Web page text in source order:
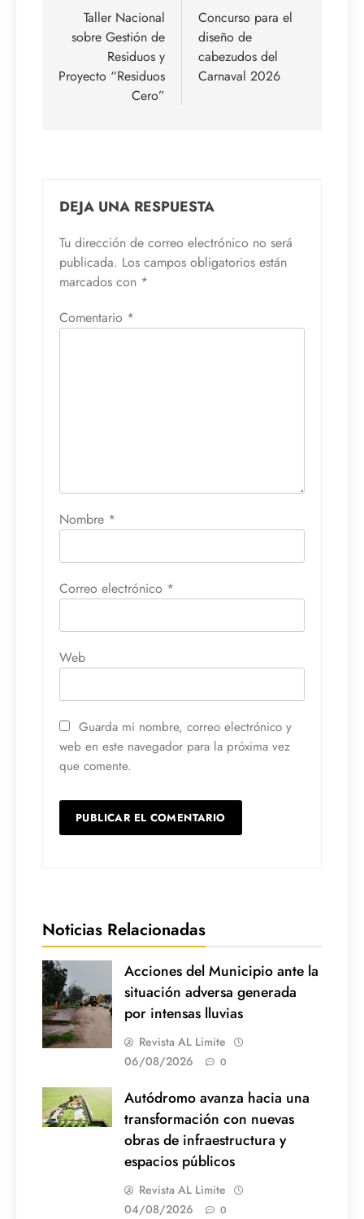
entradas
Taller Nacional
sobre Gestión de
Residuos y
Proyecto “Residuos
Cero”
Concurso para el
diseño de
cabezudos del
Carnaval 2026
DEJA UNA RESPUESTA
Tu dirección de correo electrónico no será
publicada. Los campos obligatorios están
marcados con *
Comentario *
Nombre *
Correo electrónico *
Web
Guarda mi nombre, correo electrónico y
web en este navegador para la próxima vez
que comente.
Noticias Relacionadas
Acciones del Municipio ante la
situación adversa generada
por intensas lluvias
Revista AL Limite
06/08/2026
0
Autódromo avanza hacia una
transformación con nuevas
obras de infraestructura y
espacios públicos
Revista AL Limite
04/08/2026
0